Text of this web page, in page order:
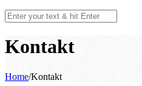
Kontakt
Home/Kontakt